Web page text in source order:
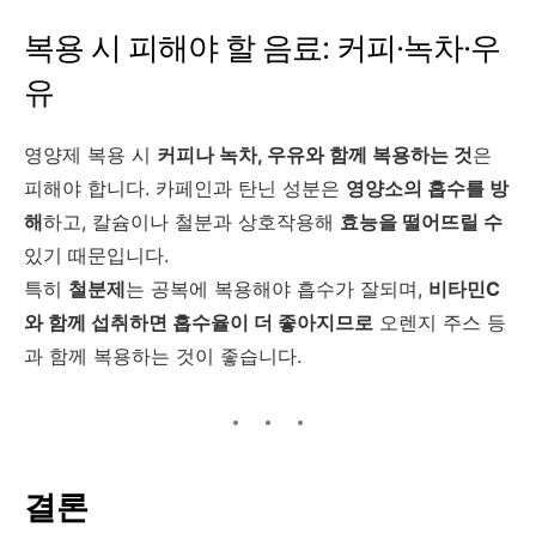
복용 시 피해야 할 음료: 커피·녹차·우
유
영양제 복용 시 커피나 녹차, 우유와 함께 복용하는 것은
피해야 합니다. 카페인과 탄닌 성분은 영양소의 흡수를 방
해하고, 칼슘이나 철분과 상호작용해 효능을 떨어뜨릴 수
있기 때문입니다.
특히 철분제는 공복에 복용해야 흡수가 잘되며, 비타민C
와 함께 섭취하면 흡수율이 더 좋아지므로 오렌지 주스 등
과 함께 복용하는 것이 좋습니다.
결론